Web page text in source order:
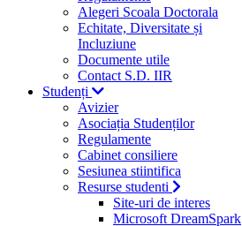
Alegeri Scoala Doctorala
Echitate, Diversitate și
Incluziune
Documente utile
Contact S.D. IIR
Studenți
Avizier
Asociația Studenților
Regulamente
Cabinet consiliere
Sesiunea stiintifica
Resurse studenti
Site-uri de interes
Microsoft DreamSpark